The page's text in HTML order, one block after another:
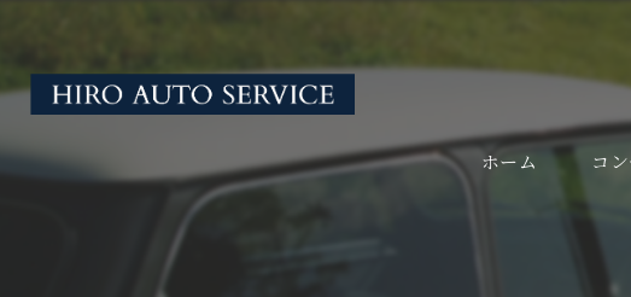
ホーム コ